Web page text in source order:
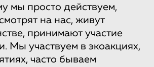
мы просто действуем,
на нас, живут
принимают участие
Мы участвуем в экоакциях,
часто бываем